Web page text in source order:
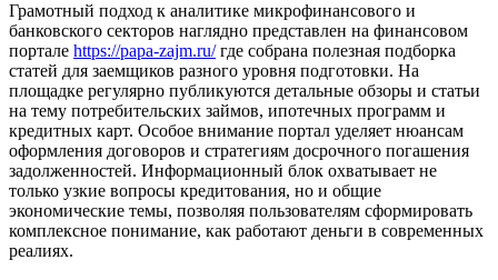
Грамотный подход к аналитике микрофинансового и
банковского секторов наглядно представлен на финансовом
портале https://papa-zajm.ru/где собрана полезная подборка
статей для заемщиков разного уровня подготовки. На
площадке регулярно публикуются детальные обзоры и статьи
на тему потребительских займов, ипотечных программ и
кредитных карт. Особое внимание портал уделяет нюансам
оформления договоров и стратегиям досрочного погашения
задолженностей. Информационный блок охватывает не
только узкие вопросы кредитования, но и общие
экономические темы, позволяя пользователям сформировать
комплексное понимание, как работают деньги в современных
реалиях.